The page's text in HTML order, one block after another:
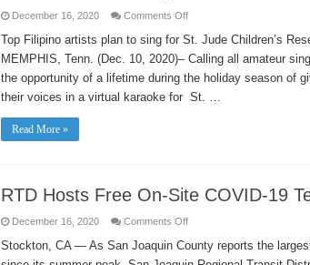
December 16, 2020 Comments Offon
the
holidays
with
Karaoke
for
St.
Jude
Top Filipino artists plan to sing for St. Jude Children’s
MEMPHIS, Tenn. (Dec. 10, 2020)– Calling all amateur
the opportunity of a lifetime during the holiday season of
their voices in a virtual karaoke for St. …
Read More »
RTD Hosts Free On-Site COVID-19
December 16, 2020 Comments Offon
Hosts
Free
Stockton, CA — As San Joaquin County reports the